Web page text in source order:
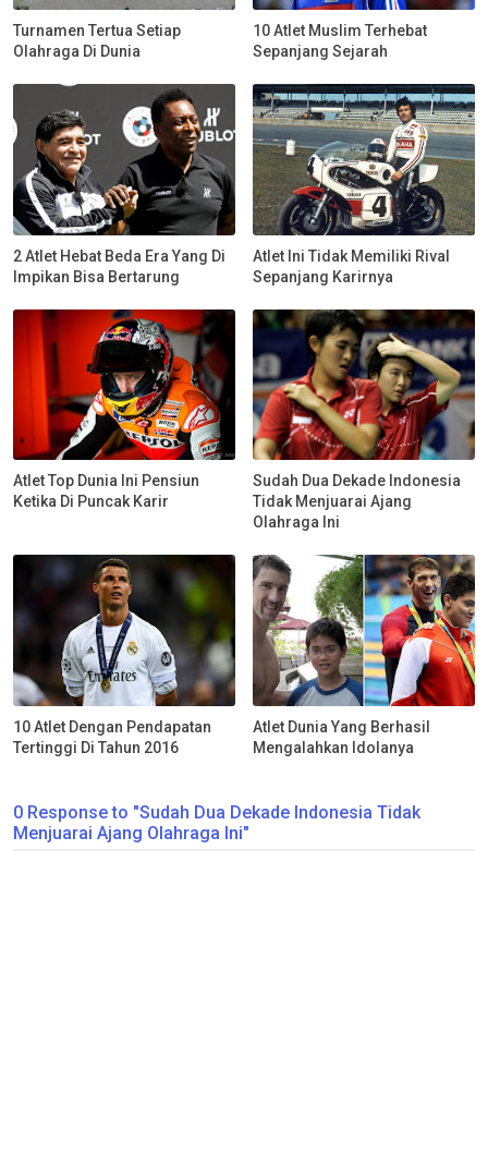
Turnamen Tertua Setiap
Olahraga Di Dunia
10 Atlet Muslim Terhebat
Sepanjang Sejarah
2 Atlet Hebat Beda Era Yang Di
Impikan Bisa Bertarung
Atlet Ini Tidak Memiliki Rival
Sepanjang Karirnya
Atlet Top Dunia Ini Pensiun
Ketika Di Puncak Karir
Sudah Dua Dekade Indonesia
Tidak Menjuarai Ajang
Olahraga Ini
10 Atlet Dengan Pendapatan
Tertinggi Di Tahun 2016
Atlet Dunia Yang Berhasil
Mengalahkan Idolanya
0 Response to "Sudah Dua Dekade Indonesia Tidak
Menjuarai Ajang Olahraga Ini"